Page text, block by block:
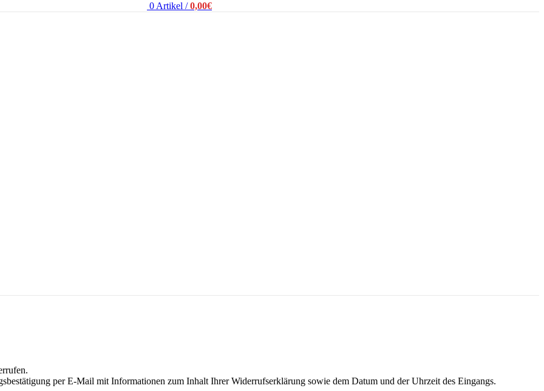
0 Artikel / 0,00€
per E-Mail mit Informationen zum Inhalt Ihrer Widerrufserklärung sowie dem Datum und der Uhrzeit des Eingangs.